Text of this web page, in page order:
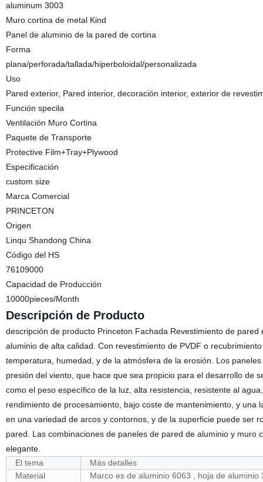
aluminum 3003
Muro cortina de metal Kind
Panel de aluminio de la pared de cortina
Forma
plana/perforada/tallada/hiperboloidal/personalizada
Uso
Pared exterior, Pared interior, decoración interior, exterior de
Función specila
Ventilación Muro Cortina
Paquete de Transporte
Protective Film+Tray+Plywood
Especificación
custom size
Marca Comercial
PRINCETON
Origen
Linqu Shandong China
Código del HS
76109000
Capacidad de Producción
10000pieces/Month
Descripción de Producto
descripción de producto Princeton Fachada Revestimiento de
aluminio de alta calidad. Con revestimiento de PVDF o
temperatura, humedad, y de la atmósfera de la erosión. Los
presión del viento, que hace que sea propicio para el desarrollo de
como el peso específico de la luz, alta resistencia, resistente al
rendimiento de procesamiento, bajo coste de mantenimiento, y
en una variedad de arcos y contornos, y de la superficie puede ser
pared. Las combinaciones de paneles de pared de aluminio y
elegante.
El tema
Más detalles
Material
Marco es de aluminio 6063 , hoja de